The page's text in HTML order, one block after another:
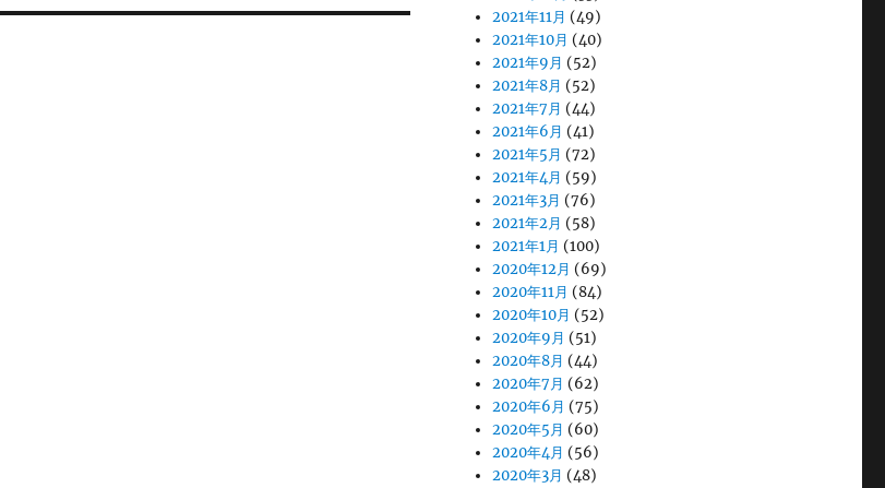
2021年11月 (49)
2021年10月 (40)
2021年9月 (52)
2021年8月 (52)
2021年7月 (44)
2021年6月 (41)
2021年5月 (72)
2021年4月 (59)
2021年3月 (76)
2021年2月 (58)
2021年1月 (100)
2020年12月 (69)
2020年11月 (84)
2020年10月 (52)
2020年9月 (51)
2020年8月 (44)
2020年7月 (62)
2020年6月 (75)
2020年5月 (60)
2020年4月 (56)
2020年3月 (48)